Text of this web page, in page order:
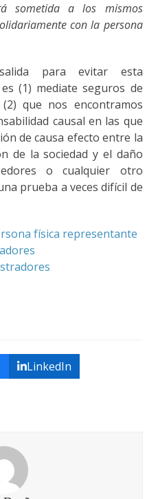
sometida a los mismos
con la persona
para evitar esta
(1) mediate seguros de
que nos encontramos
causal en las que
de causa efecto entre la
de la sociedad y el daño
o cualquier otro
prueba a veces difícil de
física representante
LinkedIn